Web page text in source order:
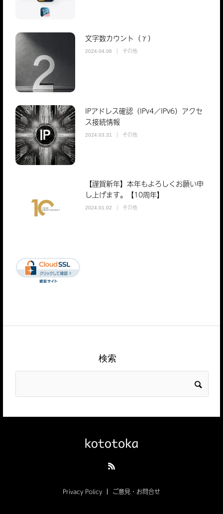
文字数カウント（γ）
2024.04.06 その他
IPアドレス確認（IPv4／IPv6）アクセ
ス接続情報
2024.03.31 その他
【謹賀新年】本年もよろしくお願い申
し上げます。【10周年】
2024.01.02 その他
検索
Privacy Policy ご意見・お問合せ